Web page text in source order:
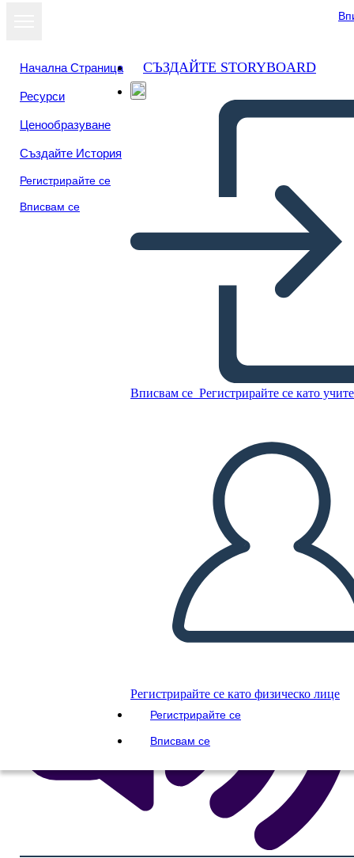
Начална Страница
Ресурси
Ценообразуване
Създайте История
Регистрирайте се
Вписвам се
СЪЗДАЙТЕ STORYBOARD
Вписвам се Регистрирайте се като
Регистрирайте се като физическо лице
Регистрирайте се
Вписвам се
Personaggi Rifugiati
Копирайте този Storyboard
СЪЗДАЙТЕ СЦЕНАРИЙ
ПУСКАНЕ НА СЛАЙДШОУ
ЧЕТИ МИ